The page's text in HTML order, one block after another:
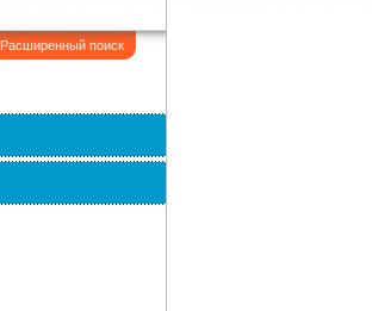
Расширенный поиск